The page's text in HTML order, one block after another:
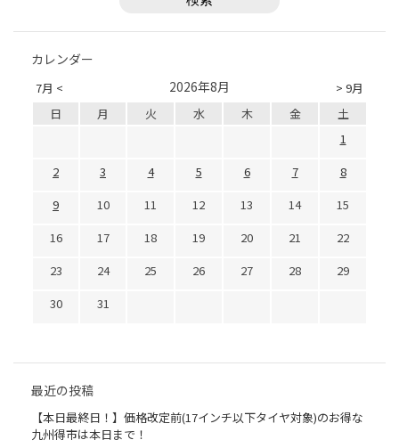
カレンダー
7月 < > 9月
2026年8月
日 月 火 水 木 金
土
1
2
3 4 5 6 7
8
9
10 11 12 13 14
15
16
17 18 19 20 21
22
23
24 25 26 27 28
29
30
31
最近の投稿
【本日最終日！】価格改定前(17インチ以下タイヤ対象)のお得な
九州得市は本日まで！